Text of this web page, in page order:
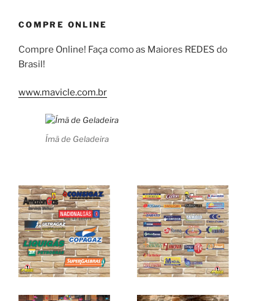
COMPRE ONLINE
Compre Online! Faça como as Maiores REDES do
Brasil!
www.mavicle.com.br
Ímã de Geladeira